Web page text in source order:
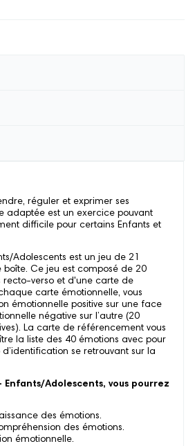
réguler et exprimer ses
adaptée est un exercice pouvant
difficile pour certains Enfants et
Adolescents est un jeu de 21
boîte. Ce jeu est composé de 20
recto-verso et d'une carte de
carte émotionnelle, vous
émotionnelle positive sur une face
négative sur l’autre (20
La carte de référencement vous
la liste des 40 émotions avec pour
se retrouvant sur la
Enfants/Adolescents, vous pourrez
des émotions.
des émotions.
émotionnelle.